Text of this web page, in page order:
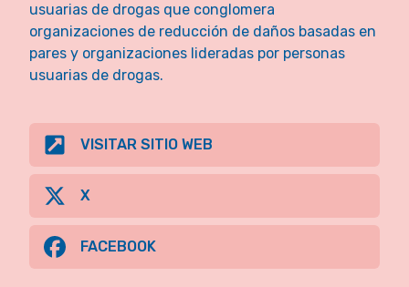
usuarias de drogas que conglomera
organizaciones de reducción de daños basadas en
pares y organizaciones lideradas por personas
usuarias de drogas.
VISITAR SITIO WEB
X
FACEBOOK